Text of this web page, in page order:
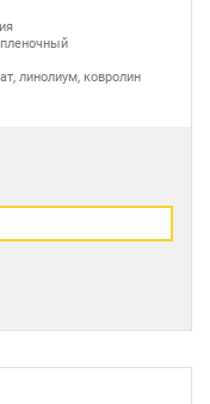
линолиум, ковролин